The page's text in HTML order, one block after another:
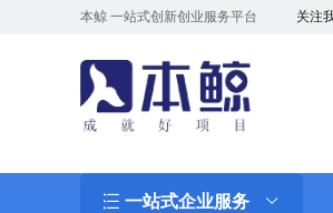
本鲸 一站式创新创业服务平台 关注
一站式企业服务